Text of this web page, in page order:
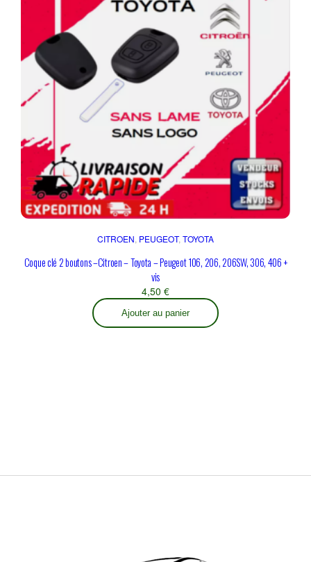
CITROEN PEUGEOT, TOYOTA
Coque clé 2 boutons –Citroen – Toyota – Peugeot 106, 206, 206SW, 306, 406 +
vis
4,50 €
Ajouter au panier